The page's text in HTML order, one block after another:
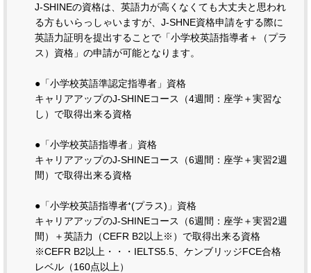
J-SHINEの資格は、英語力が高くなくても大丈夫と思われ
る方もいらっしゃいますが、J-SHNE資格申請をする際に
英語力証明を提出することで「小学校英語指導者＋（プラ
ス）資格」の申請が可能となります。
●「小学校英語準認定指導者」資格
キャリアアップのJ-SHINEコース（4週間：座学＋実習な
し）で取得出来る資格
●「小学校英語指導者」資格
キャリアアップのJ-SHINEコース（6週間：座学＋実習2週
間）で取得出来る資格
●「小学校英語指導者⁺(プラス)」資格
キャリアアップのJ-SHINEコース（6週間：座学＋実習2週
間）＋英語力（CEFR B2以上※）で取得出来る資格
※CEFR B2以上・・・IELTS5.5、ケンブリッジFCE合格
レベル（160点以上）